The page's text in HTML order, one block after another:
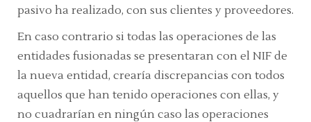
pasivo ha realizado, con sus clientes y proveedores.
En caso contrario si todas las operaciones de las
entidades fusionadas se presentaran con el NIF de
la nueva entidad, crearía discrepancias con todos
aquellos que han tenido operaciones con ellas, y
no cuadrarían en ningún caso las operaciones